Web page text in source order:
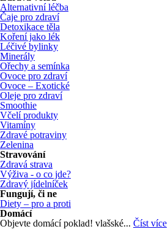
Alternativní léčba
Čaje pro zdraví
Detoxikace těla
Koření jako lék
Léčivé bylinky
Minerály
Ořechy a semínka
Ovoce pro zdraví
Ovoce – Exotické
Oleje pro zdraví
Smoothie
Včelí produkty
Vitamíny
Zdravé potraviny
Zelenina
Stravování
Zdravá strava
Výživa - o co jde?
Zdravý jídelníček
Fungují, či ne
Diety – pro a proti
Domácí
Objevte domácí poklad! vlašské... Číst více